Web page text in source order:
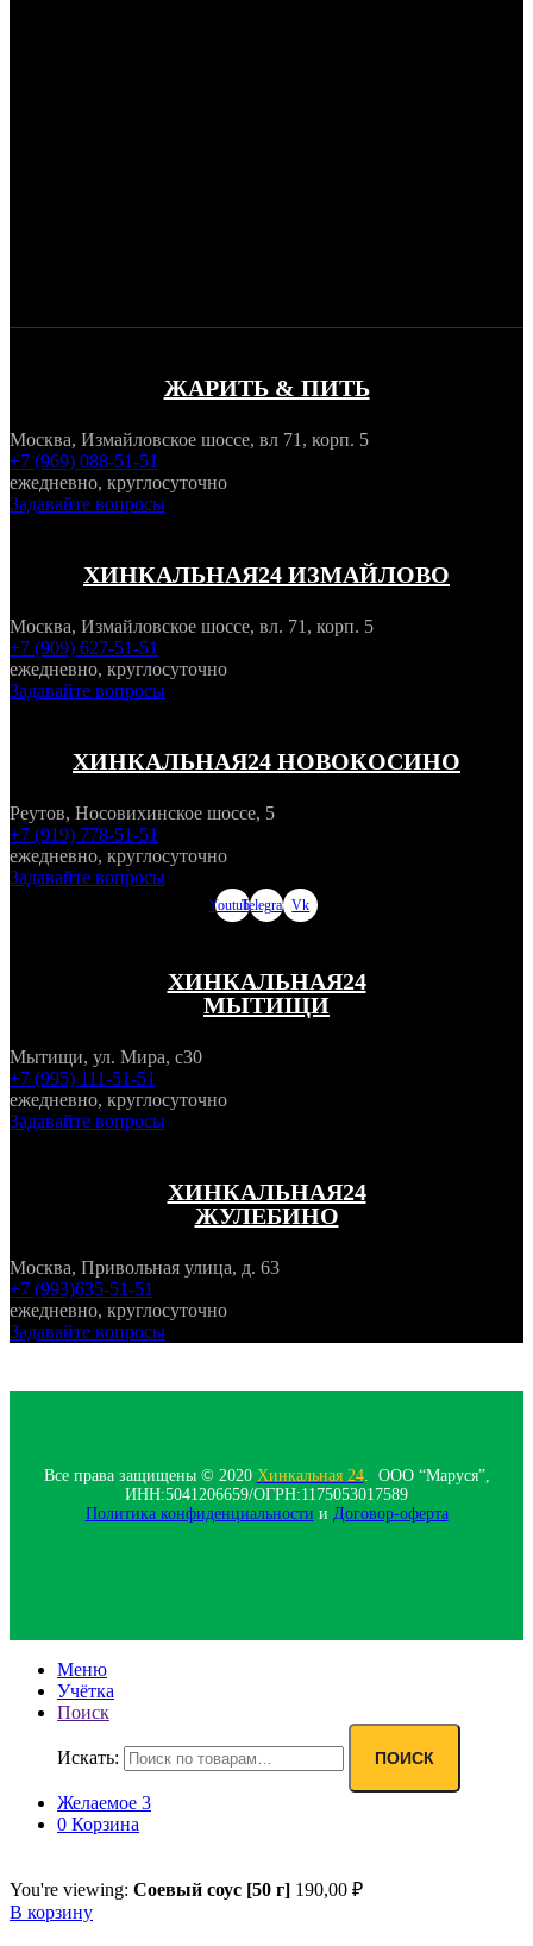
ЖАРИТЬ & ПИТЬ
Москва, Измайловское шоссе, вл 71, корп. 5
+7 (969) 088-51-51
ежедневно, круглосуточно
Задавайте вопросы
ХИНКАЛЬНАЯ24 ИЗМАЙЛОВО
Москва, Измайловское шоссе, вл. 71, корп. 5
+7 (909) 627-51-51
ежедневно, круглосуточно
Задавайте вопросы
ХИНКАЛЬНАЯ24 НОВОКОСИНО
Реутов, Носовихинское шоссе, 5
+7 (919) 778-51-51
ежедневно, круглосуточно
Задавайте вопросы
YoutubeTelegramVk
ХИНКАЛЬНАЯ24
МЫТИЩИ
Мытищи, ул. Мира, с30
+7 (995) 111-51-51
ежедневно, круглосуточно
Задавайте вопросы
ХИНКАЛЬНАЯ24
ЖУЛЕБИНО
Москва, Привольная улица, д. 63
+7 (993)635-51-51
ежедневно, круглосуточно
Задавайте вопросы
Все права защищены © 2020 Хинкальная 24. ООО “Маруся”,
ИНН:5041206659/ОГРН:1175053017589
Политика конфиденциальности‍ и Договор-оферта
Меню
Учётка
Поиск
Искать: ПОИСК
Желаемое 3
0 Корзина
You're viewing: Соевый соус [50 г] 190,00 ₽
В корзину